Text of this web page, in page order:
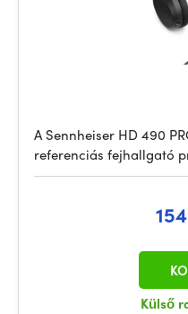
A Sennheiser HD 490
referenciás fejhallgató
Külső